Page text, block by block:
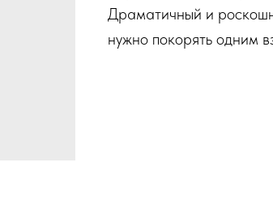
Драматичный и
нужно покорять одним